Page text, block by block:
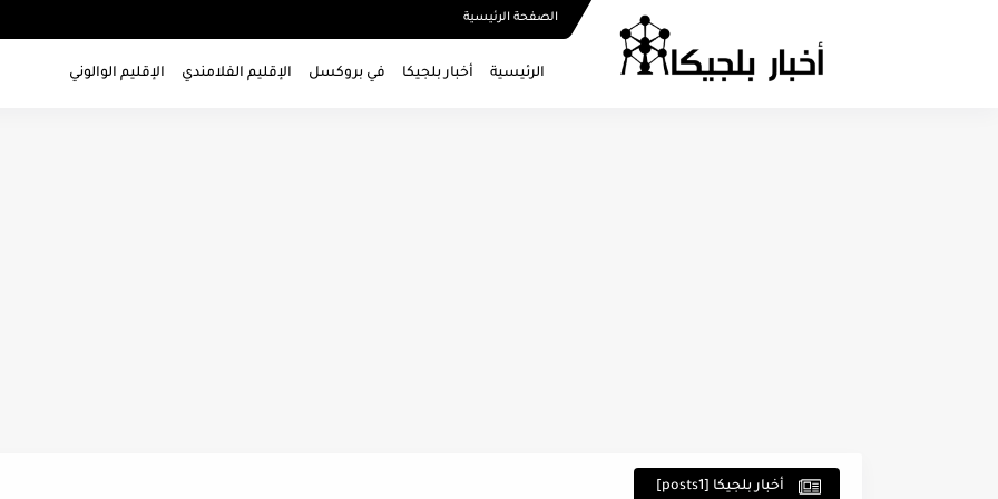
الصفحة الرئيسية
الرئيسية أخبار بلجيكا في بروكسل الإقليم الفلامندي الإقليم الوالوني
أخبار بلجيكا [posts1]